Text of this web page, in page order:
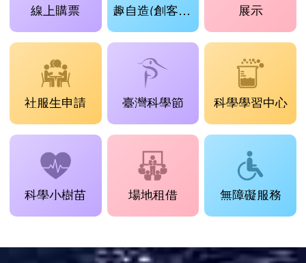
線上購票 趣自造(創客工場) 展示
社服生申請 臺灣科學節 科學學習中心
科學小樹苗 場地租借 無障礙服務